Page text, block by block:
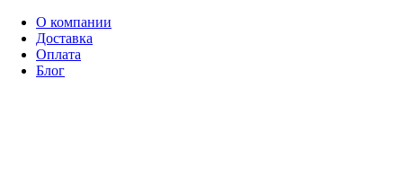
О компании
Доставка
Оплата
Блог